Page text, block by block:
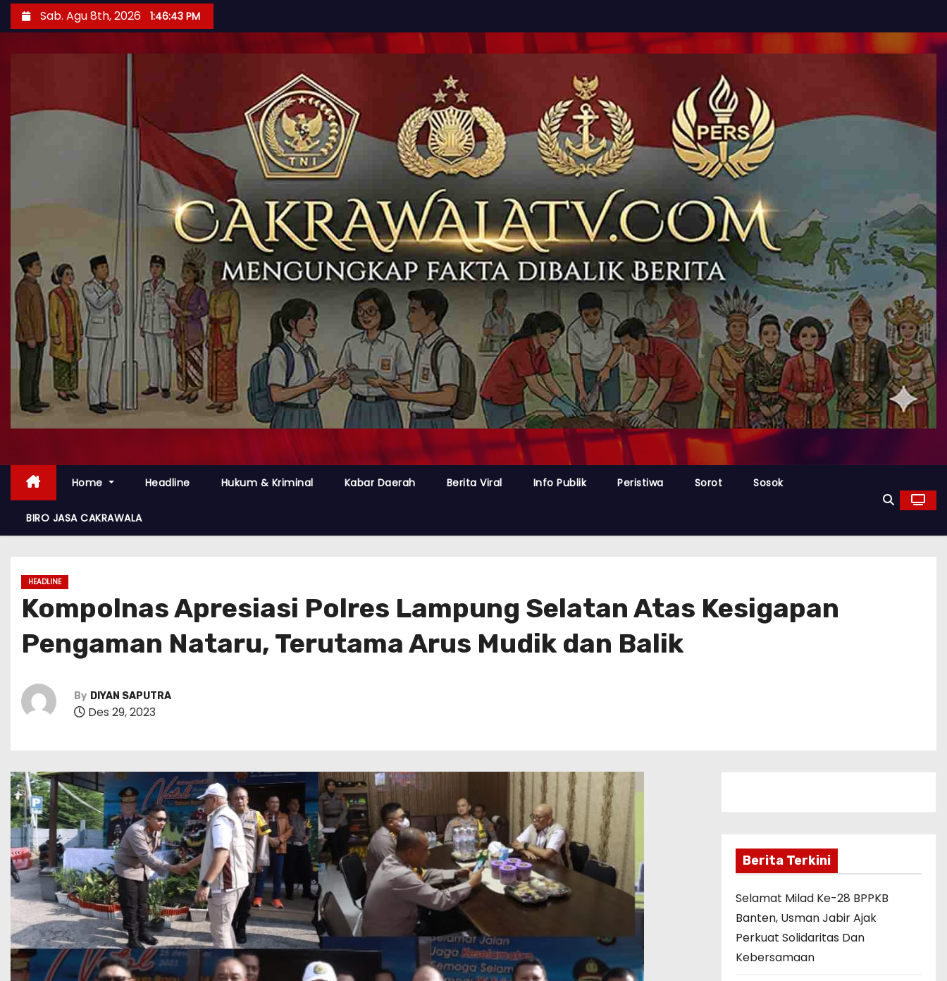
Sab. Agu 8th, 2026 1:46:44 PM
Home Headline Hukum & Kriminal Kabar Daerah Berita Viral Info Publik Peristiwa Sorot Sosok
BIRO JASA CAKRAWALA
HEADLINE
Kompolnas Apresiasi Polres Lampung Selatan Atas Kesigapan
Pengaman Nataru, Terutama Arus Mudik dan Balik
By DIYAN SAPUTRA
Des 29, 2023
Berita Terkini
Selamat Milad Ke-28 BPPKB
Banten, Usman Jabir Ajak
Perkuat Solidaritas Dan
Kebersamaan